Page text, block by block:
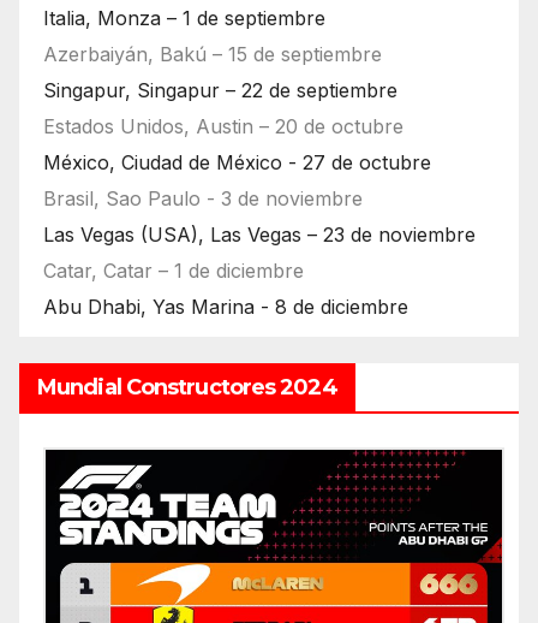
Italia, Monza – 1 de septiembre
Azerbaiyán, Bakú – 15 de septiembre
Singapur, Singapur – 22 de septiembre
Estados Unidos, Austin – 20 de octubre
México, Ciudad de México - 27 de octubre
Brasil, Sao Paulo - 3 de noviembre
Las Vegas (USA), Las Vegas – 23 de noviembre
Catar, Catar – 1 de diciembre
Abu Dhabi, Yas Marina - 8 de diciembre
Mundial Constructores 2024